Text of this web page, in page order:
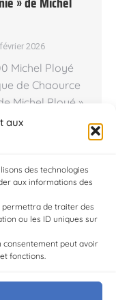
aux
des technologies
aux informations des
permettra de traiter des
ou les ID uniques sur
consentement peut avoir
fonctions.
2026
Michel Ployé
de Chaource
Michel Ployé »
française,
en
sur-Seine,…